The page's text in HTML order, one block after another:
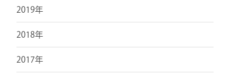
2019年
2018年
2017年